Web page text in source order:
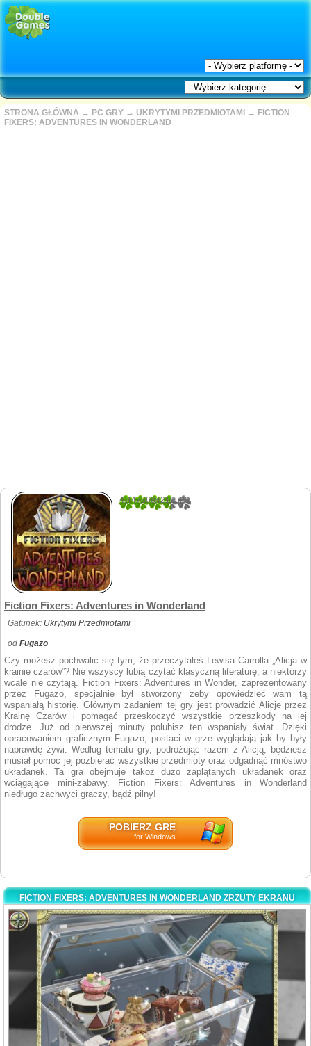
STRONA GŁÓWNA → PC GRY → UKRYTYMI PRZEDMIOTAMI → FICTION
FIXERS: ADVENTURES IN WONDERLAND
4.4473684210526
Fiction Fixers: Adventures in Wonderland
Gatunek: Ukrytymi Przedmiotami
od Fugazo
Czy możesz pochwalić się tym, że przeczytałeś Lewisa Carrolla „Alicja w
krainie czarów”? Nie wszyscy lubią czytać klasyczną literaturę, a niektórzy
wcale nie czytają. Fiction Fixers: Adventures in Wonder, zaprezentowany
przez Fugazo, specjalnie był stworzony żeby opowiedzieć wam tą
wspaniałą historię. Głównym zadaniem tej gry jest prowadzić Alicje przez
Krainę Czarów i pomagać przeskoczyć wszystkie przeszkody na jej
drodze. Już od pierwszej minuty polubisz ten wspaniały świat. Dzięki
opracowaniem graficznym Fugazo, postaci w grze wyglądają jak by były
naprawdę żywi. Według tematu gry, podróżując razem z Alicją, będziesz
musiał pomoc jej pozbierać wszystkie przedmioty oraz odgadnąć mnóstwo
układanek. Ta gra obejmuje takoż dużo zaplątanych układanek oraz
wciągające mini-zabawy. Fiction Fixers: Adventures in Wonderland
niedługo zachwyci graczy, bądź pilny!
POBIERZ GRĘ
for Windows
FICTION FIXERS: ADVENTURES IN WONDERLAND ZRZUTY EKRANU